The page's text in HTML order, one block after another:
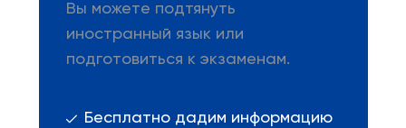
Вы можете подтянуть
иностранный язык или
подготовиться к экзаменам.
Бесплатно дадим информацию